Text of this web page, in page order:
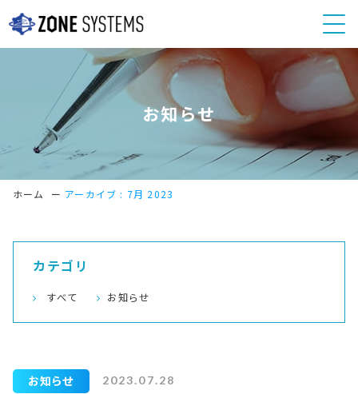
お知らせ
ホーム ー アーカイブ : 7月 2023
カテゴリ
すべて お知らせ
お知らせ 2023.07.28